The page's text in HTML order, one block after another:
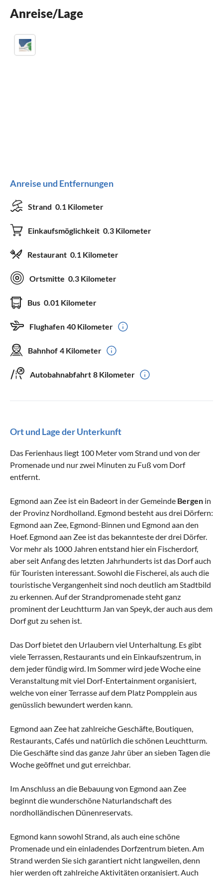
Parkplatz
Anreise/Lage
Anreise und Entfernungen
Strand 0.1 Kilometer
Einkaufsmöglichkeit 0.3 Kilometer
Restaurant 0.1 Kilometer
Ortsmitte 0.3 Kilometer
Bus 0.01 Kilometer
Flughafen 40 Kilometer
Bahnhof 4 Kilometer
Autobahnabfahrt 8 Kilometer
Ort und Lage der Unterkunft
Das Ferienhaus liegt 100 Meter vom Strand und von der
Promenade und nur zwei Minuten zu Fuß vom Dorf
entfernt.
Egmond aan Zee ist ein Badeort in der Gemeinde Bergen in
der Provinz Nordholland. Egmond besteht aus drei Dörfern:
Egmond aan Zee, Egmond-Binnen und Egmond aan den
Hoef. Egmond aan Zee ist das bekannteste der drei Dörfer.
Vor mehr als 1000 Jahren entstand hier ein Fischerdorf,
aber seit Anfang des letzten Jahrhunderts ist das Dorf auch
für Touristen interessant. Sowohl die Fischerei, als auch die
touristische Vergangenheit sind noch deutlich am Stadtbild
zu erkennen. Auf der Strandpromenade steht ganz
prominent der Leuchtturm Jan van Speyk, der auch aus dem
Dorf gut zu sehen ist.
Das Dorf bietet den Urlaubern viel Unterhaltung. Es gibt
viele Terrassen, Restaurants und ein Einkaufszentrum, in
dem jeder fündig wird. Im Sommer wird jede Woche eine
Veranstaltung mit viel Dorf-Entertainment organisiert,
welche von einer Terrasse auf dem Platz Pompplein aus
genüsslich bewundert werden kann.
Egmond aan Zee hat zahlreiche Geschäfte, Boutiquen,
Restaurants, Cafés und natürlich die schönen Leuchtturm.
Die Geschäfte sind das ganze Jahr über an sieben Tagen die
Woche geöffnet und gut erreichbar.
Im Anschluss an die Bebauung von Egmond aan Zee
beginnt die wunderschöne Naturlandschaft des
nordholländischen Dünenreservats.
Egmond kann sowohl Strand, als auch eine schöne
Promenade und ein einladendes Dorfzentrum bieten. Am
Strand werden Sie sich garantiert nicht langweilen, denn
hier werden oft zahlreiche Aktivitäten organisiert. Auch